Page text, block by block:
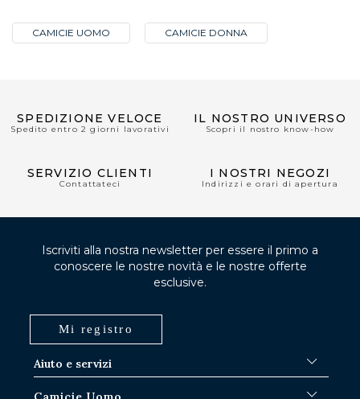
CAMICIE UOMO CAMICIE DONNA
SPEDIZIONE VELOCE
Spedito entro 2 giorni lavorativi
IL NOSTRO UNIVERSO
Scopri il nostro know-how
SERVIZIO CLIENTI
Contattateci
I NOSTRI NEGOZI
Indirizzi e orari di apertura
Aiuto e servizi
Iscriviti alla nostra newsletter per essere il primo a
conoscere le nostre novità e le nostre offerte
esclusive.
Mi registro